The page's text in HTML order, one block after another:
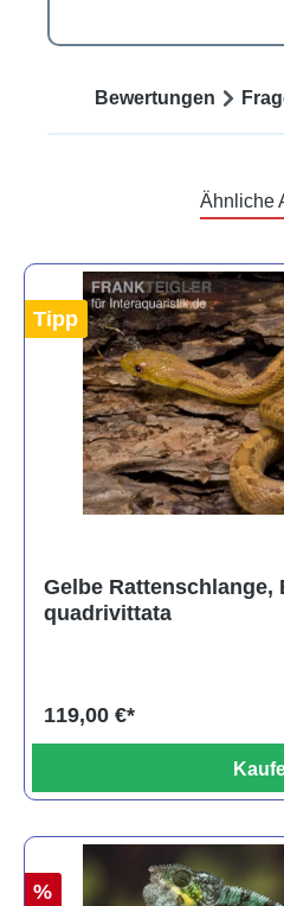
Bewertungen
Ähnliche
Tipp
Gelbe Rattenschlange,
quadrivittata
119,00 €*
%